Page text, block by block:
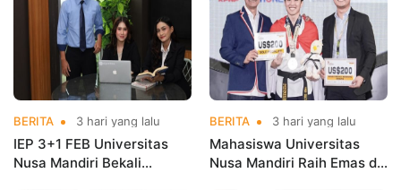
BERITA 3 hari yang lalu
IEP 3+1 FEB Universitas
Nusa Mandiri Bekali
BERITA 3 hari yang lalu
Mahasiswa Universitas
Nusa Mandiri Raih Emas di